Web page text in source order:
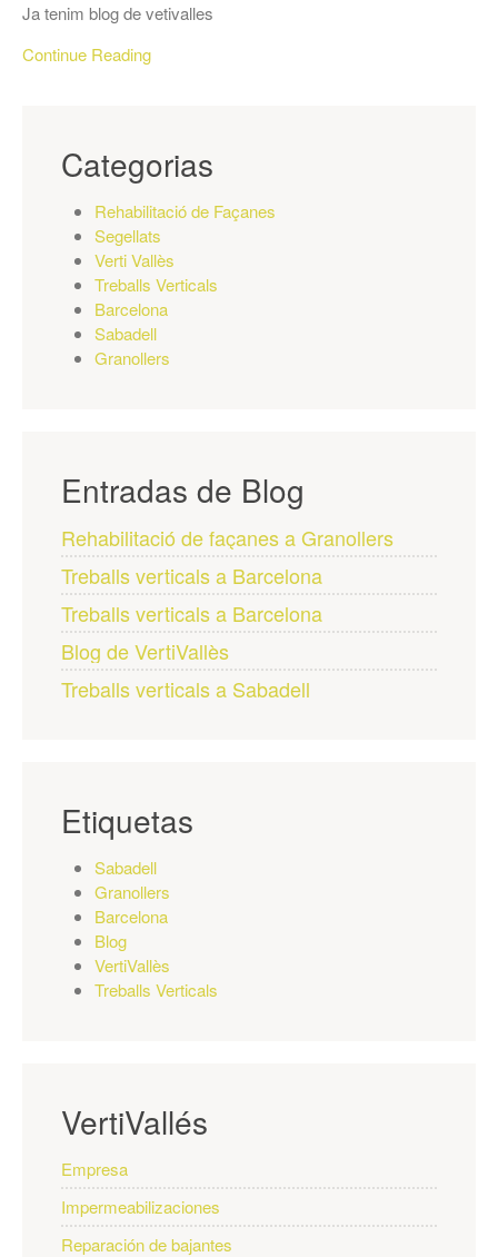
Ja tenim blog de vetivalles
Continue Reading
Categorias
Rehabilitació de Façanes
Segellats
Verti Vallès
Treballs Verticals
Barcelona
Sabadell
Granollers
Entradas de Blog
Rehabilitació de façanes a Granollers
Treballs verticals a Barcelona
Treballs verticals a Barcelona
Blog de VertiVallès
Treballs verticals a Sabadell
Etiquetas
Sabadell
Granollers
Barcelona
Blog
VertiVallès
Treballs Verticals
VertiVallés
Empresa
Impermeabilizaciones
Reparación de bajantes